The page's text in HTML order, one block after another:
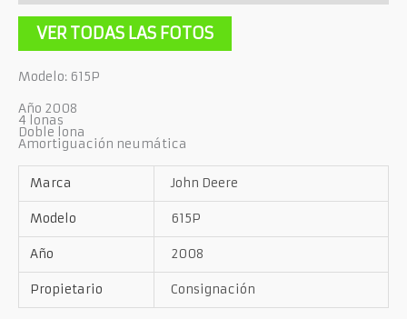
VER TODAS LAS FOTOS
Modelo: 615P
Año 2008
4 lonas
Doble lona
Amortiguación neumática
Marca John Deere
Modelo 615P
Año 2008
Propietario Consignación